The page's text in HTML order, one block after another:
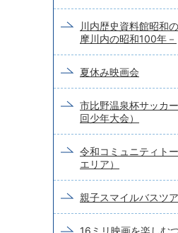
川内歴史資料館昭和
摩川内の昭和100年－
夏休み映画会
市比野温泉杯サッカ
回少年大会）
令和コミュニティト
エリア）
親子スマイルバスツ